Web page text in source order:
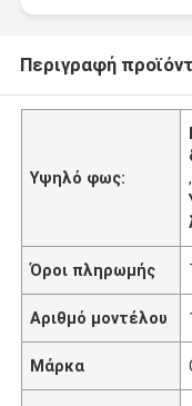
Περιγραφή
Υψηλό φως:
,
Όροι πληρωμής
Αριθμό μοντέλου
Μάρκα